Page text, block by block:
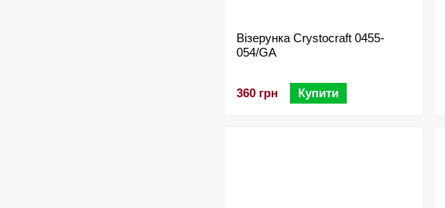
Візерунка Crystocraft 0455-
054/GA
360 грн Купити